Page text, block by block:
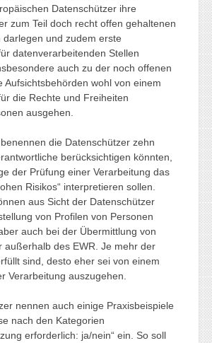
Datenschützer ihre
zum Teil doch recht offen gehaltenen
darlegen und zudem erste
datenverarbeitenden Stellen
auch zu der noch offenen
Aufsichtsbehörden wohl von einem
für die Rechte und Freiheiten
ausgehen.
die Datenschützer zehn
berücksichtigen könnten,
der Prüfung einer Verarbeitung das
Risikos“ interpretieren sollen.
aus Sicht der Datenschützer
von Profilen von Personen
auch bei der Übermittlung von
außerhalb des EWR. Je mehr der
sind, desto eher sei von einem
Verarbeitung auszugehen.
nennen auch einige Praxisbeispiele
nach den Kategorien
erforderlich: ja/nein“ ein. So soll